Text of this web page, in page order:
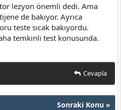
lezyon önemli dedi. Ama
de bakıyor. Ayrıca
teste sıcak bakıyordu.
temkinli test konusunda.
Cevapla
Sonraki Konu »